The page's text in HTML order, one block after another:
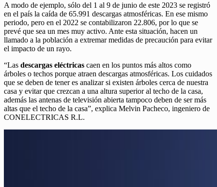
A modo de ejemplo, sólo del 1 al 9 de junio de este 2023 se registró
en el país la caída de 65.991 descargas atmosféricas. En ese mismo
periodo, pero en el 2022 se contabilizaron 22.806, por lo que se
prevé que sea un mes muy activo. Ante esta situación, hacen un
llamado a la población a extremar medidas de precaución para evitar
el impacto de un rayo.
“Las descargas eléctricas caen en los puntos más altos como
árboles o techos porque atraen descargas atmosféricas. Los cuidados
que se deben de tener es analizar si existen árboles cerca de nuestra
casa y evitar que crezcan a una altura superior al techo de la casa,
además las antenas de televisión abierta tampoco deben de ser más
altas que el techo de la casa”, explica Melvin Pacheco, ingeniero de
CONELECTRICAS R.L.